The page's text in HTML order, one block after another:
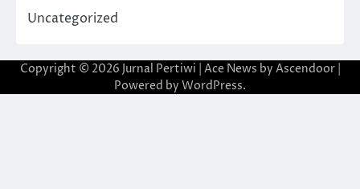
Uncategorized
Copyright © 2026 Jurnal Pertiwi | Ace News by Ascendoor|
Powered by WordPress.